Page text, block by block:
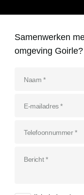
Samenwerken
omgeving Goirle?